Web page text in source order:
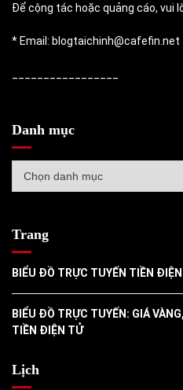
Để cộng tác hoặc quảng cáo, vui
* Email: blogtaichinh@cafefin.net
Danh mục
mục
Trang
BIỂU ĐỒ TRỰC TUYẾN TIỀN
BIỂU ĐỒ TRỰC TUYẾN: GIÁ
TIỀN ĐIỆN TỬ
Lịch